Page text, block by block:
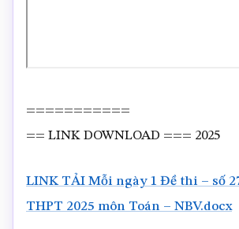
===========
== LINK DOWNLOAD === 2025
LINK TẢI Mỗi ngày 1 Đề thi – số
THPT 2025 môn Toán – NBV.docx